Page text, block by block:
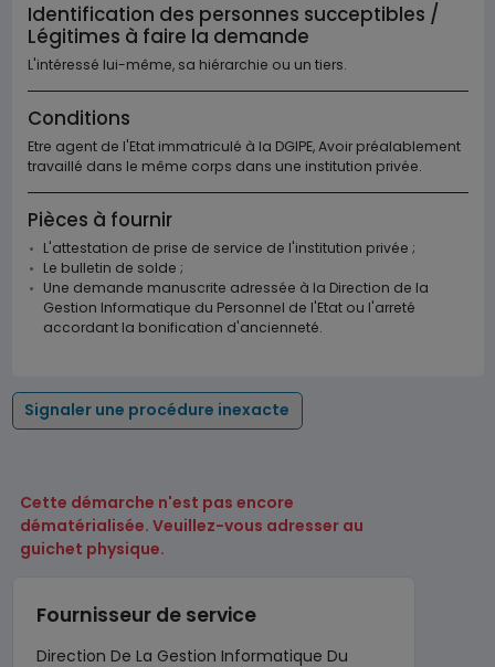
Identification des personnes succeptibles /
Légitimes à faire la demande
L'intéressé lui-même, sa hiérarchie ou un tiers.
Conditions
Etre agent de l'Etat immatriculé à la DGIPE, Avoir préalablement
travaillé dans le même corps dans une institution privée.
Pièces à fournir
L'attestation de prise de service de l'institution privée ;
Le bulletin de solde ;
Une demande manuscrite adressée à la Direction de la
Gestion Informatique du Personnel de l'Etat ou l'arreté
accordant la bonification d'ancienneté.
Signaler une procédure inexacte
Cette démarche n'est pas encore
dématérialisée. Veuillez-vous adresser au
guichet physique.
Fournisseur de service
Direction De La Gestion Informatique Du